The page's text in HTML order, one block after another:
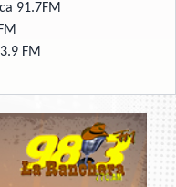
91.7FM
FM